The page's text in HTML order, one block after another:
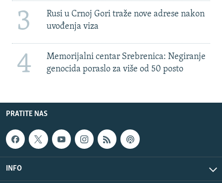
3
Rusi u Crnoj Gori traže nove adrese nakon
uvođenja viza
4
Memorijalni centar Srebrenica: Negiranje
genocida poraslo za više od 50 posto
PRATITE NAS
INFO